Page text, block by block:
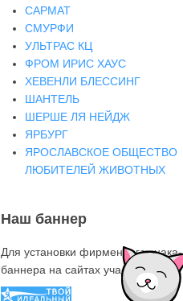
САРМАТ
СМУРФИ
УЛЬТРАС КЦ
ФРОМ ИРИС ХАУС
ХЕВЕНЛИ БЛЕССИНГ
ШАНТЕЛЬ
ШЕРШЕ ЛЯ НЕЙДЖ
ЯРБУРГ
ЯРОСЛАВСКОЕ ОБЩЕСТВО
ЛЮБИТЕЛЕЙ ЖИВОТНЫХ
Наш баннер
Для установки фирменного знака-
баннера на сайтах участниках